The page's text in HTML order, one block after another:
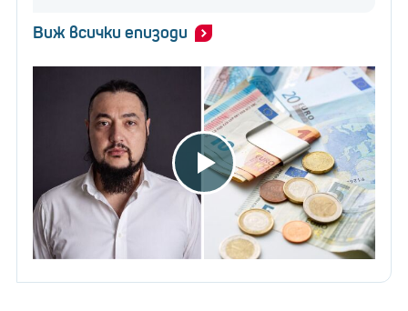
Виж всички епизоди